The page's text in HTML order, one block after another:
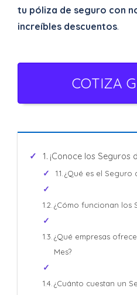
tu póliza de seguro con
increíbles descuentos.
COTIZA
¡Conoce los Seguros
¿Qué es el Seguro
¿Cómo funcionan los
¿Qué empresas
Mes?
¿Cuánto cuestan un